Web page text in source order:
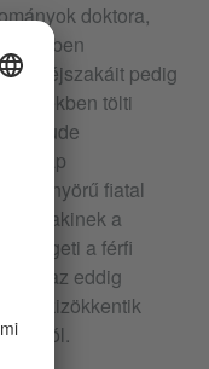
doktora,
ír, éjszakáit pedig
tölti
Labude
nap
gyönyörű fiatal
akinek a
a férfi
az eddig
kizökkentik